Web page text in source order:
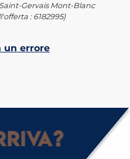
Gervais Mont-Blanc
: 6182995)
un errore